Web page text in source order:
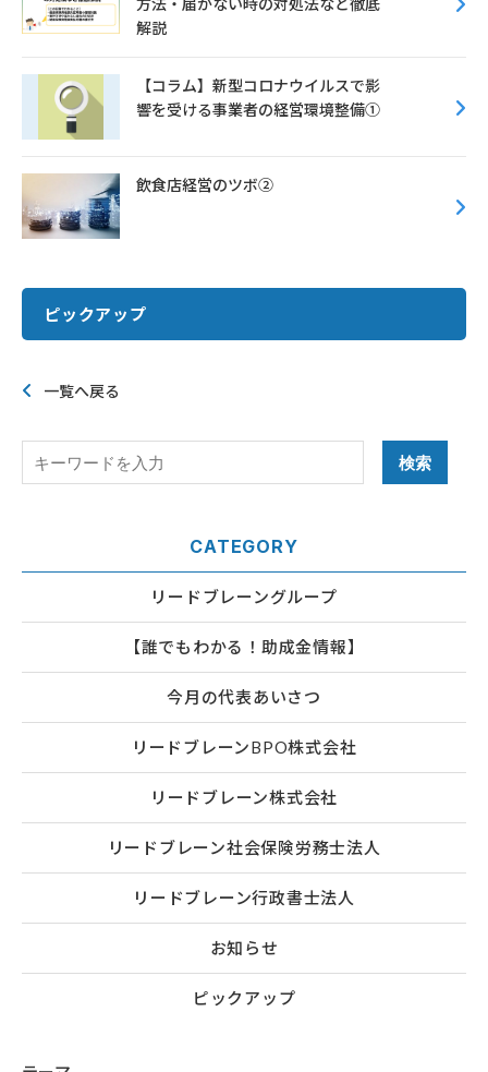
方法・届かない時の対処法など徹底
解説
【コラム】新型コロナウイルスで影
響を受ける事業者の経営環境整備①
飲食店経営のツボ②
ピックアップ
一覧へ戻る
CATEGORY
リードブレーングループ
【誰でもわかる！助成金情報】
今月の代表あいさつ
リードブレーンBPO株式会社
リードブレーン株式会社
リードブレーン社会保険労務士法人
リードブレーン行政書士法人
お知らせ
ピックアップ